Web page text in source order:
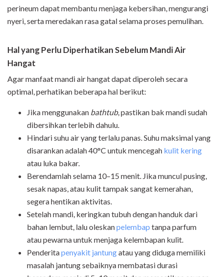
perineum dapat membantu menjaga kebersihan, mengurangi
nyeri, serta meredakan rasa gatal selama proses pemulihan.
Hal yang Perlu Diperhatikan Sebelum Mandi Air
Hangat
Agar manfaat mandi air hangat dapat diperoleh secara
optimal, perhatikan beberapa hal berikut:
Jika menggunakan bathtub, pastikan bak mandi sudah
dibersihkan terlebih dahulu.
Hindari suhu air yang terlalu panas. Suhu maksimal yang
disarankan adalah 40°C untuk mencegah kulit kering
atau luka bakar.
Berendamlah selama 10–15 menit. Jika muncul pusing,
sesak napas, atau kulit tampak sangat kemerahan,
segera hentikan aktivitas.
Setelah mandi, keringkan tubuh dengan handuk dari
bahan lembut, lalu oleskanpelembap tanpa parfum
atau pewarna untuk menjaga kelembapan kulit.
Penderitapenyakit jantungatau yang diduga memiliki
masalah jantung sebaiknya membatasi durasi